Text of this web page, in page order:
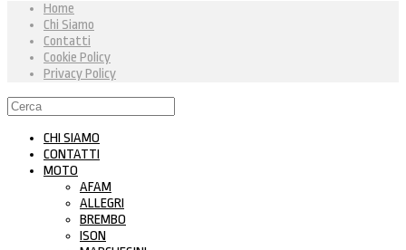
Home
Chi Siamo
Contatti
Cookie Policy
Privacy Policy
CHI SIAMO
CONTATTI
MOTO
AFAM
ALLEGRI
BREMBO
ISON